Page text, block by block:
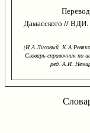
Дамасского //
(И.А.Лисовый,
Словарь-справочник по
ред. А.И.